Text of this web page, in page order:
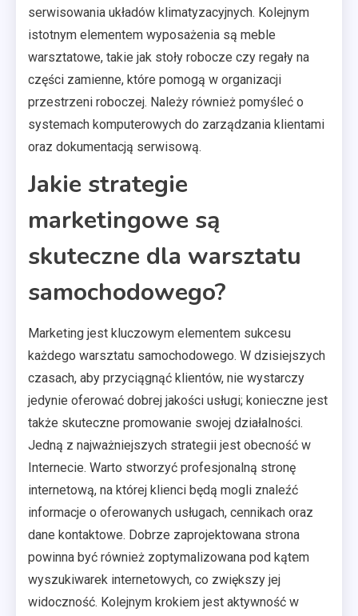
serwisowania układów klimatyzacyjnych. Kolejnym
istotnym elementem wyposażenia są meble
warsztatowe, takie jak stoły robocze czy regały na
części zamienne, które pomogą w organizacji
przestrzeni roboczej. Należy również pomyśleć o
systemach komputerowych do zarządzania klientami
oraz dokumentacją serwisową.
Jakie strategie
marketingowe są
skuteczne dla warsztatu
samochodowego?
Marketing jest kluczowym elementem sukcesu
każdego warsztatu samochodowego. W dzisiejszych
czasach, aby przyciągnąć klientów, nie wystarczy
jedynie oferować dobrej jakości usługi; konieczne jest
także skuteczne promowanie swojej działalności.
Jedną z najważniejszych strategii jest obecność w
Internecie. Warto stworzyć profesjonalną stronę
internetową, na której klienci będą mogli znaleźć
informacje o oferowanych usługach, cennikach oraz
dane kontaktowe. Dobrze zaprojektowana strona
powinna być również zoptymalizowana pod kątem
wyszukiwarek internetowych, co zwiększy jej
widoczność. Kolejnym krokiem jest aktywność w